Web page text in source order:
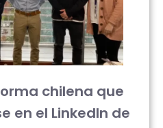
chilena que
en el LinkedIn de